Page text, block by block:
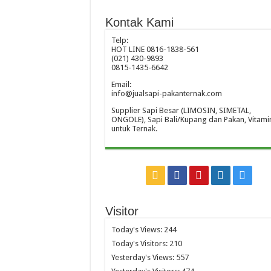
Kontak Kami
Telp:
HOT LINE 0816-1838-561
(021) 430-9893
0815-1435-6642
Email:
info@jualsapi-pakanternak.com
Supplier Sapi Besar (LIMOSIN, SIMETAL,
ONGOLE), Sapi Bali/Kupang dan Pakan,
untuk Ternak.
Visitor
Today's Views: 244
Today's Visitors: 210
Yesterday's Views: 557